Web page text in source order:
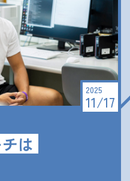
(SAT)-9(SUN)
み・詳細 2025
11/17
は